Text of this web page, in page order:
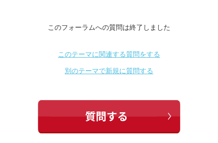
このフォーラムへの質問は終了しました
このテーマに関連する質問をする
別のテーマで新規に質問する